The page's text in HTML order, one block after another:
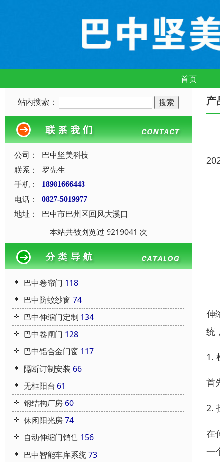
首页
站内搜索：
公司：
巴中坚美科技
联系：
罗先生
手机：
18981666448
电话： 0827-5019977
地址：
巴中市巴州区回风大溪口
本站共被浏览过 9219041 次
巴中卷帘门 118
巴中防蚊纱窗 74
巴中伸缩门定制 134
巴中卷闸门 128
巴中铝合金门窗 117
隔断订制安装 66
无框阳台 61
钢结构厂房 60
休闲阳光房74
自动伸缩门销售 156
巴中智能车库系统73
产
伸
统
1.
首
2.
在
一